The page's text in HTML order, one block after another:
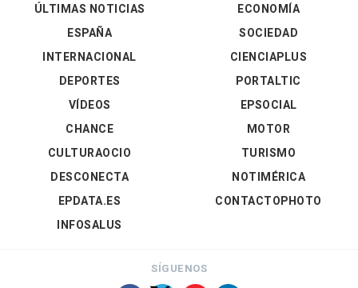
ÚLTIMAS NOTICIAS
ESPAÑA
INTERNACIONAL
DEPORTES
VÍDEOS
ECONOMÍA
SOCIEDAD
CIENCIAPLUS
PORTALTIC
EPSOCIAL
CHANCE
CULTURAOCIO
DESCONECTA
EPDATA.ES
INFOSALUS
MOTOR
TURISMO
NOTIMÉRICA
CONTACTOPHOTO
SÍGUENOS